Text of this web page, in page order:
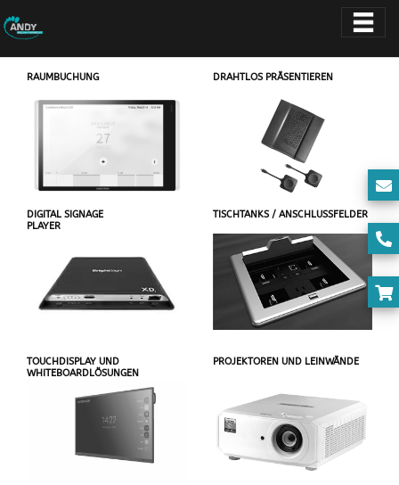
RAUMBUCHUNG DRAHTLOS PRÄSENTIEREN
DIGITAL SIGNAGE
PLAYER
TISCHTANKS / ANSCHLUSSFELDER
TOUCHDISPLAY UND
WHITEBOARDLÖSUNGEN
PROJEKTOREN UND LEINWÄNDE